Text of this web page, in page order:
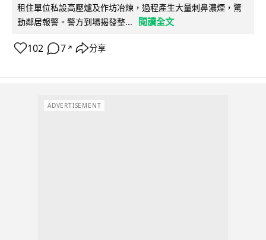
租住單位私設高壓爐及作坊冶煉，過程產生大量刺鼻濃煙，驚
動鄰居報警。警方到場揭發整...
閱讀全文
102 7 ↗ 分享
ADVERTISEMENT